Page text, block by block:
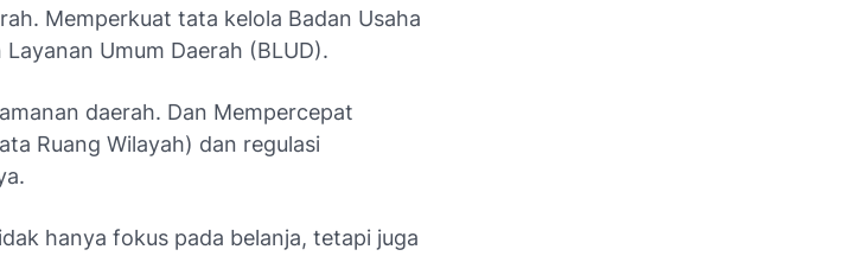
Memperkuat tata kelola Badan Usaha
Umum Daerah (BLUD).
daerah. Dan Mempercepat
Ruang Wilayah) dan regulasi
hanya fokus pada belanja, tetapi juga